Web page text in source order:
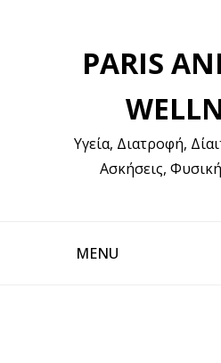
PARIS
Υγεία, Διατροφή,
Ασκήσεις,
MENU